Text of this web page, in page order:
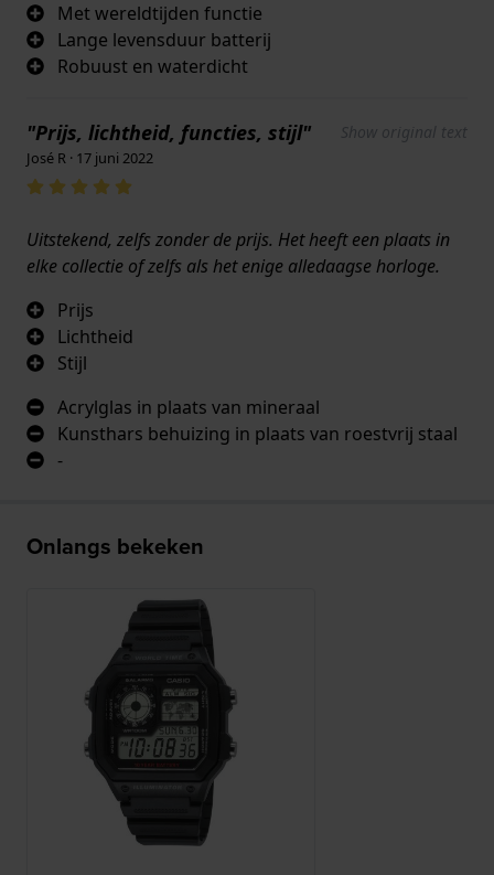
Met wereldtijden functie
Lange levensduur batterij
Robuust en waterdicht
"Prijs, lichtheid, functies, stijl" Show original text
José R · 17 juni 2022
Uitstekend, zelfs zonder de prijs. Het heeft een plaats in
elke collectie of zelfs als het enige alledaagse horloge.
Prijs
Lichtheid
Stijl
Acrylglas in plaats van mineraal
Kunsthars behuizing in plaats van roestvrij staal
-
Onlangs bekeken